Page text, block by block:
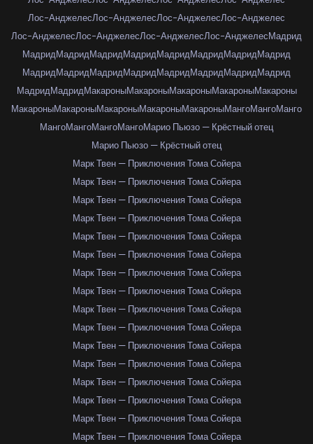
Лос-АнджелесЛос-АнджелесЛос-АнджелесЛос-Анджелес
Лос-АнджелесЛос-АнджелесЛос-АнджелесЛос-АнджелесМадрид
МадридМадридМадридМадридМадридМадридМадридМадрид
МадридМадридМадридМадридМадридМадридМадридМадрид
МадридМадридМакароныМакароныМакароныМакароныМакароны
МакароныМакароныМакароныМакароныМакароныМангоМангоМанго
МангоМангоМангоМангоМарио Пьюзо — Крёстный отец
Марио Пьюзо — Крёстный отец
Марк Твен — Приключения Тома Сойера
Марк Твен — Приключения Тома Сойера
Марк Твен — Приключения Тома Сойера
Марк Твен — Приключения Тома Сойера
Марк Твен — Приключения Тома Сойера
Марк Твен — Приключения Тома Сойера
Марк Твен — Приключения Тома Сойера
Марк Твен — Приключения Тома Сойера
Марк Твен — Приключения Тома Сойера
Марк Твен — Приключения Тома Сойера
Марк Твен — Приключения Тома Сойера
Марк Твен — Приключения Тома Сойера
Марк Твен — Приключения Тома Сойера
Марк Твен — Приключения Тома Сойера
Марк Твен — Приключения Тома Сойера
Марк Твен — Приключения Тома Сойера